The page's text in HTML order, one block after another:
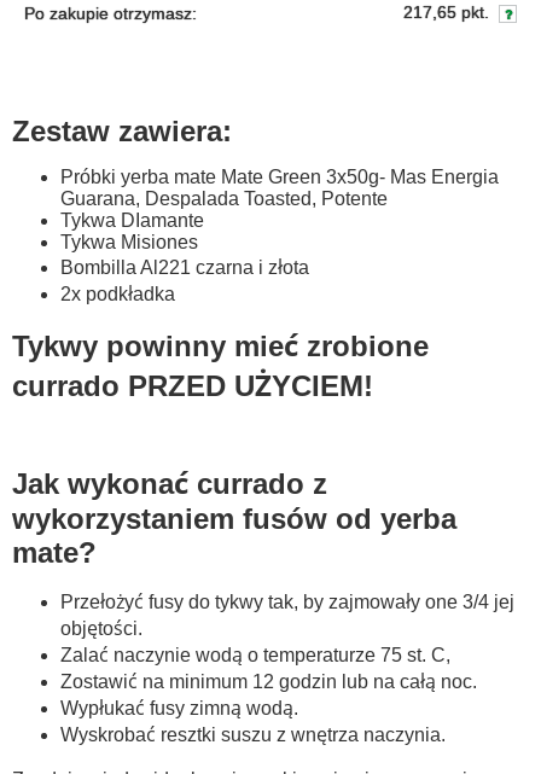
Po zakupie otrzymasz:
217,65 pkt.
Zestaw zawiera:
Próbki yerba mate Mate Green 3x50g- Mas Energia
Guarana, Despalada Toasted, Potente
Tykwa DIamante
Tykwa Misiones
Bombilla Al221 czarna i złota
2x podkładka
Tykwy powinny mieć zrobione
currado PRZED UŻYCIEM!
Jak wykonać currado z
wykorzystaniem fusów od yerba
mate?
Przełożyć fusy do tykwy tak, by zajmowały one 3/4 jej
objętości.
Zalać naczynie wodą o temperaturze 75 st. C,
Zostawić na minimum 12 godzin lub na całą noc.
Wypłukać fusy zimną wodą.
Wyskrobać resztki suszu z wnętrza naczynia.